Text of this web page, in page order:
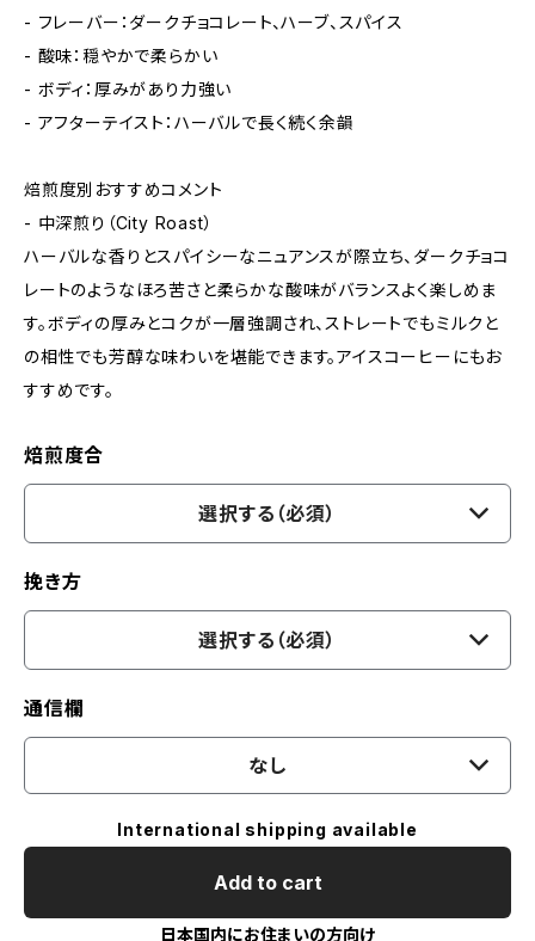
- フレーバー：ダークチョコレート、ハーブ、スパイス
- 酸味：穏やかで柔らかい
- ボディ：厚みがあり力強い
- アフターテイスト：ハーバルで長く続く余韻
焙煎度別おすすめコメント
- 中深煎り（City Roast）
ハーバルな香りとスパイシーなニュアンスが際立ち、ダークチョコ
レートのようなほろ苦さと柔らかな酸味がバランスよく楽しめま
す。ボディの厚みとコクが一層強調され、ストレートでもミルクと
の相性でも芳醇な味わいを堪能できます。アイスコーヒーにもお
すすめです。
焙煎度合
選択する（必須）
挽き方
選択する（必須）
通信欄
なし
International shipping available
Add to cart
日本国内にお住まいの方向け